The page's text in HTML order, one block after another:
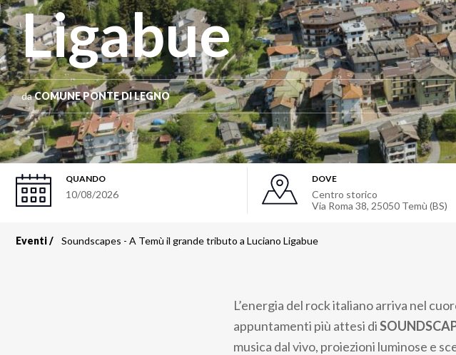
Ligabue
daCOMUNE PONTE DI LEGNO
QUANDO
10/08/2026
DOVE
Centro storico
Via Roma 38, 25050 Temù (BS)
Briciole
Eventi Soundscapes - A Temù il grande tributo a Luciano Ligabue
L’energia del rock italiano arriva nel
appuntamenti più attesi di
musica dal vivo, proiezioni luminose e